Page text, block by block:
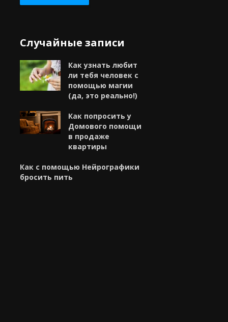
Случайные записи
Как узнать любит
ли тебя человек с
помощью магии
(да, это реально!)
Как попросить у
Домового помощи
в продаже
квартиры
Как с помощью Нейрографики
бросить пить